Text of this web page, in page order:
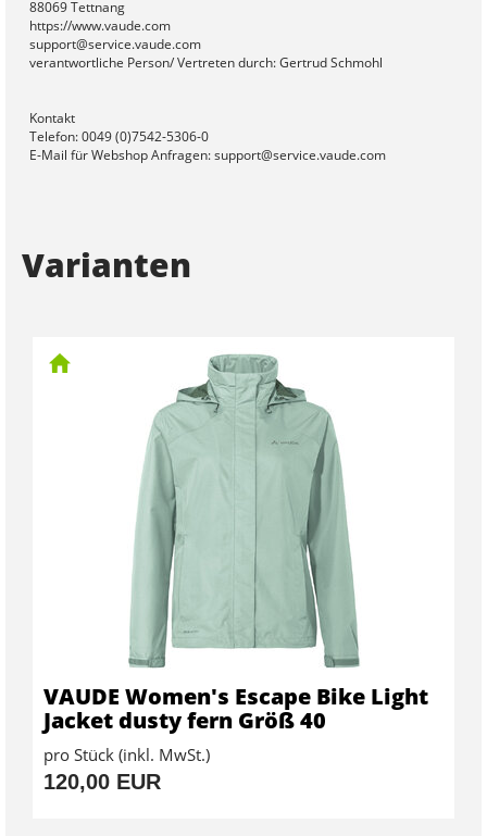
88069 Tettnang
https://www.vaude.com
support@service.vaude.com
verantwortliche Person/ Vertreten durch: Gertrud Schmohl
Kontakt
Telefon: 0049 (0)7542-5306-0
E-Mail für Webshop Anfragen: support@service.vaude.com
Varianten
VAUDE Women's Escape Bike Light
Jacket dusty fern Größ 40
pro Stück (inkl. MwSt.)
120,00 EUR